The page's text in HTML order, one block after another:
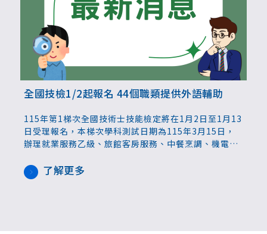
全國技檢1/2起報名 44個職類提供外語輔助
115年第1梯次全國技術士技能檢定將在1月2日至1月13
日受理報名，本梯次學科測試日期為115年3月15日，
辦理就業服務乙級、旅館客房服務、中餐烹調、機電整
印尼語、越南語、泰國語、英語及他加祿語(菲律賓母
語)的外語輔助服務。
了解更多